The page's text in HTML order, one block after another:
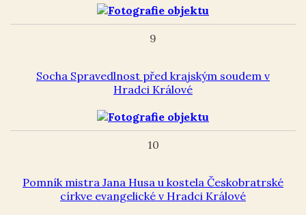
9
Socha Spravedlnost před krajským soudem v
Hradci Králové
10
Pomník mistra Jana Husa u kostela Českobratrské
církve evangelické v Hradci Králové